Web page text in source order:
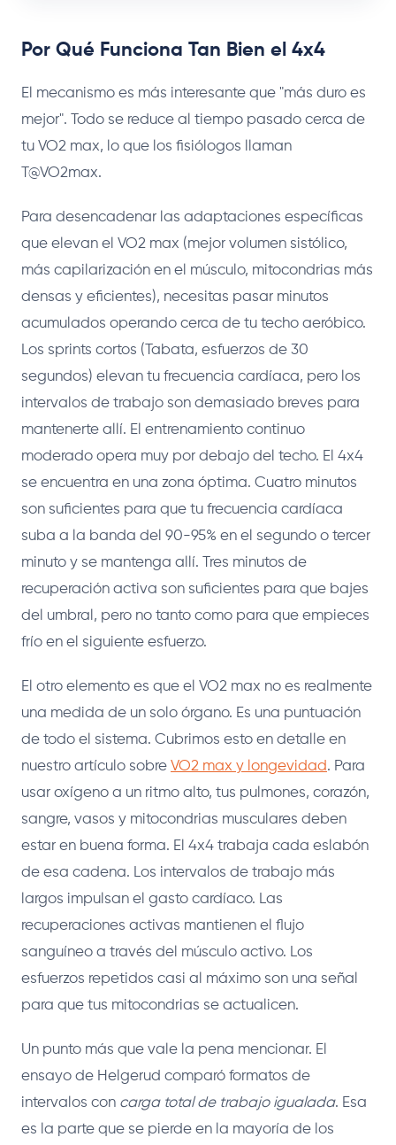
Por Qué Funciona Tan Bien el 4x4
El mecanismo es más interesante que "más duro es
mejor". Todo se reduce al tiempo pasado cerca de
tu VO2 max, lo que los fisiólogos llaman
T@VO2max.
Para desencadenar las adaptaciones específicas
que elevan el VO2 max (mejor volumen sistólico,
más capilarización en el músculo, mitocondrias más
densas y eficientes), necesitas pasar minutos
acumulados operando cerca de tu techo aeróbico.
Los sprints cortos (Tabata, esfuerzos de 30
segundos) elevan tu frecuencia cardíaca, pero los
intervalos de trabajo son demasiado breves para
mantenerte allí. El entrenamiento continuo
moderado opera muy por debajo del techo. El 4x4
se encuentra en una zona óptima. Cuatro minutos
son suficientes para que tu frecuencia cardíaca
suba a la banda del 90-95% en el segundo o tercer
minuto y se mantenga allí. Tres minutos de
recuperación activa son suficientes para que bajes
del umbral, pero no tanto como para que empieces
frío en el siguiente esfuerzo.
El otro elemento es que el VO2 max no es realmente
una medida de un solo órgano. Es una puntuación
de todo el sistema. Cubrimos esto en detalle en
nuestro artículo sobre VO2 max y longevidad. Para
usar oxígeno a un ritmo alto, tus pulmones, corazón,
sangre, vasos y mitocondrias musculares deben
estar en buena forma. El 4x4 trabaja cada eslabón
de esa cadena. Los intervalos de trabajo más
largos impulsan el gasto cardíaco. Las
recuperaciones activas mantienen el flujo
sanguíneo a través del músculo activo. Los
esfuerzos repetidos casi al máximo son una señal
para que tus mitocondrias se actualicen.
Un punto más que vale la pena mencionar. El
ensayo de Helgerud comparó formatos de
intervalos con carga total de trabajo igualada. Esa
es la parte que se pierde en la mayoría de los